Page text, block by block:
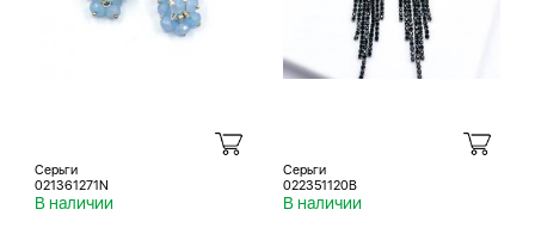
Серьги
021361271N
В наличии
Серьги
022351120B
В наличии